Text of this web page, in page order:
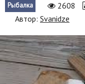
Происшествия
Россия
Наука и техника
Рыбалка 2608
Автор: Svanidze